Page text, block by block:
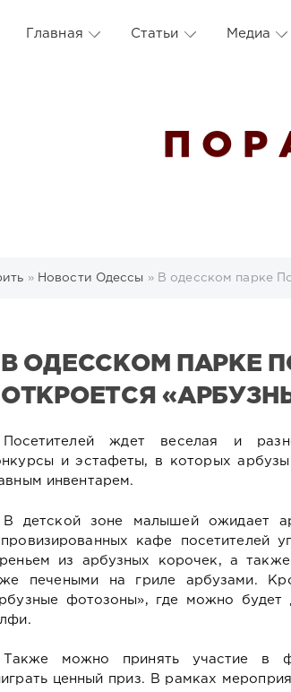
Главная Статьи Медиа
П О Р
» Новости Одессы » В одесском парке
В ОДЕССКОМ ПАРКЕ
ОТКРОЕТСЯ
Посетителей ждет веселая и
и эстафеты, в которых арбузы
инвентарем.
В детской зоне малышей ожидает
кафе посетителей
из арбузных корочек, а
печеными на гриле арбузами.
фотозоны», где можно будет
Также можно принять участие в
ценный приз. В рамках